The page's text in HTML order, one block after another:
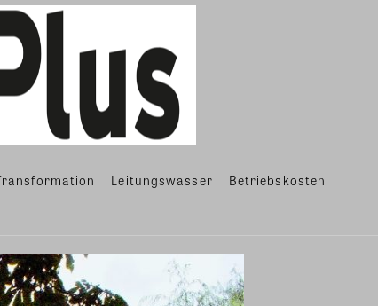
Leitungswasser Betriebskosten